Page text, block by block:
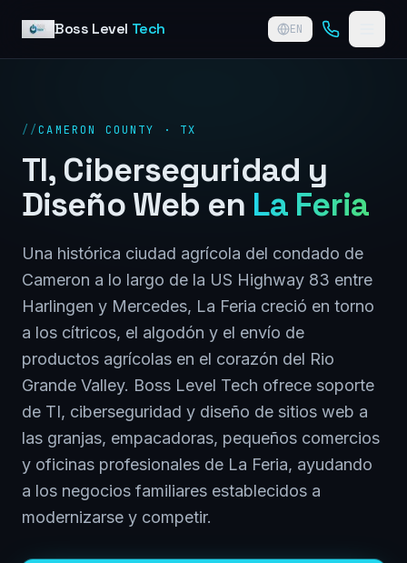
Boss Level Tech EN
//CAMERON COUNTY · TX
TI, Ciberseguridad y
Diseño Web en La Feria
Una histórica ciudad agrícola del condado de
Cameron a lo largo de la US Highway 83 entre
Harlingen y Mercedes, La Feria creció en torno
a los cítricos, el algodón y el envío de
productos agrícolas en el corazón del Rio
Grande Valley. Boss Level Tech ofrece soporte
de TI, ciberseguridad y diseño de sitios web a
las granjas, empacadoras, pequeños comercios
y oficinas profesionales de La Feria, ayudando
a los negocios familiares establecidos a
modernizarse y competir.